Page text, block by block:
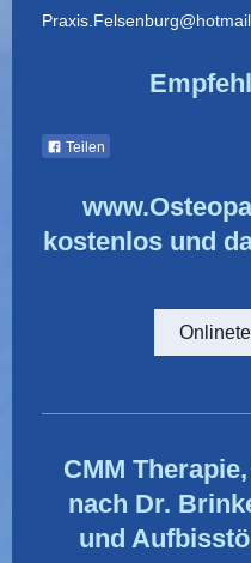
Teilen
kostenlos und
CMM
nach Dr.
und